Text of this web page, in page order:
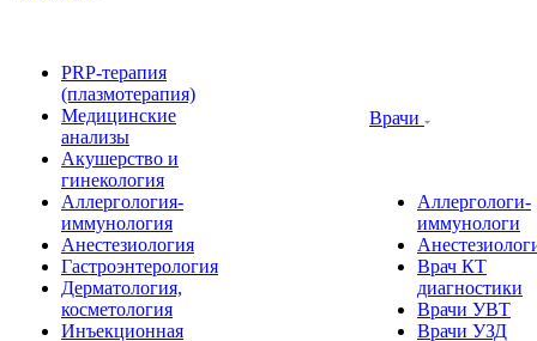
PRP-терапия
(плазмотерапия)
Медицинские
анализы
Акушерство и
гинекология
Аллергология-
иммунология
Анестезиология
Гастроэнтерология
Дерматология,
косметология
Инъекционная
Врачи
Аллергологи-
иммунологи
Врач КТ
диагностики
Врачи УВТ
Врачи УЗД